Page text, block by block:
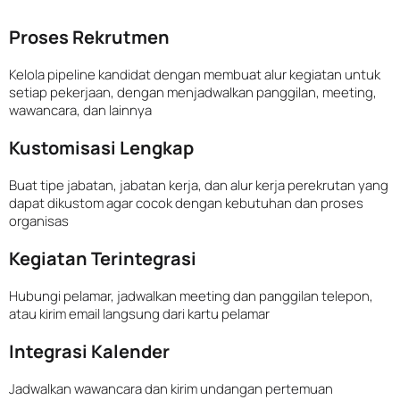
Proses Rekrutmen
Kelola pipeline kandidat dengan membuat alur kegiatan untuk
setiap pekerjaan, dengan menjadwalkan panggilan, meeting,
wawancara, dan lainnya
Kustomisasi Lengkap
Buat tipe jabatan, jabatan kerja, dan alur kerja perekrutan yang
dapat dikustom agar cocok dengan kebutuhan dan proses
organisas
Kegiatan Terintegrasi
Hubungi pelamar, jadwalkan meeting dan panggilan telepon,
atau kirim email langsung dari kartu pelamar
Integrasi Kalender
Jadwalkan wawancara dan kirim undangan pertemuan